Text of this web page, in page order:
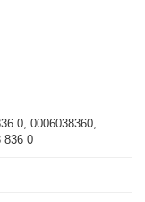
0006038360,
836 0